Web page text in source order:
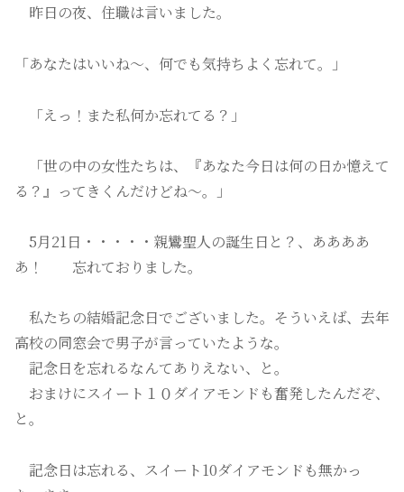
昨日の夜、住職は言いました。
「あなたはいいね～、何でも気持ちよく忘れて。」
「えっ！また私何か忘れてる？」
「世の中の女性たちは、『あなた今日は何の日か憶えて
る？』ってきくんだけどね～。」
5月21日・・・・・親鸞聖人の誕生日と？、ああああ
あ！ 忘れておりました。
私たちの結婚記念日でございました。そういえば、去年
高校の同窓会で男子が言っていたような。
記念日を忘れるなんてありえない、と。
おまけにスイート１０ダイアモンドも奮発したんだぞ、
と。
記念日は忘れる、スイート10ダイアモンドも無かっ